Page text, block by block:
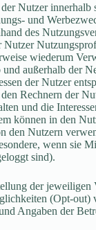
Nutzer
und
des
Nutzer
wiederum
außerhalb der
der Nutzer
Rechnern der
und die
können in den
den Nutzern
wenn sie
sind).
der jeweiligen
(Opt-out)
Angaben der